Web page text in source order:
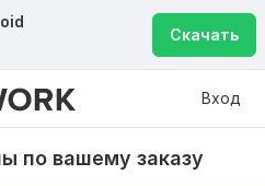
Скачать
Вход
по вашему заказу